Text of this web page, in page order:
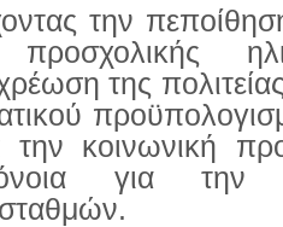
την
της
την κοινωνική
για την